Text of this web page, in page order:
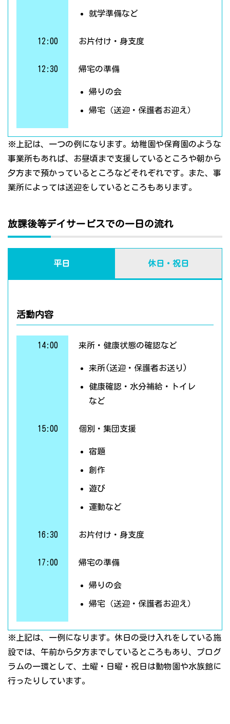
就学準備など
12:00 お片付け・身支度
12:30 帰宅の準備
帰りの会
帰宅（送迎・保護者お迎え）
※上記は、一つの例になります。幼稚園や保育園のような
事業所もあれば、お昼頃まで支援しているところや朝から
夕方まで預かっているところなどそれぞれです。また、事
業所によっては送迎をしているところもあります。
放課後等デイサービスでの一日の流れ
平日 休日・祝日
活動内容
14:00 来所・健康状態の確認など
来所(送迎・保護者お送り)
健康確認・水分補給・トイレ
など
15:00 個別・集団支援
宿題
創作
遊び
運動など
16:30 お片付け・身支度
17:00 帰宅の準備
帰りの会
帰宅（送迎・保護者お迎え）
※上記は、一例になります。休日の受け入れをしている施
設では、午前から夕方までしているところもあり、プログ
ラムの一環として、土曜・日曜・祝日は動物園や水族館に
行ったりしています。